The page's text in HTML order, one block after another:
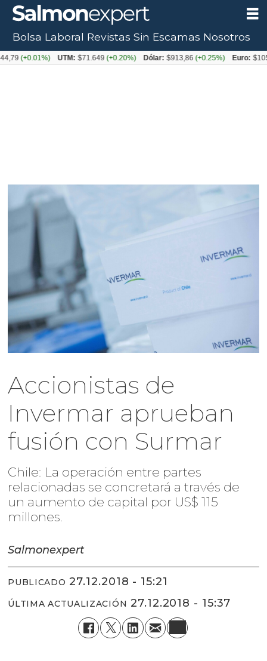
Accionistas de
Invermar aprueban
fusión con Surmar
Chile: La operación entre partes
relacionadas se concretará a través de
un aumento de capital por US$ 115
millones.
Salmonexpert
PUBLICADO 27.12.2018 - 15:21
ÚLTIMA ACTUALIZACIÓN 27.12.2018 - 15:37
Bolsa Laboral Revistas Sin Escamas Nosotros
UTM: $71.649(+0.20%) Dólar: $913,86(+0.25%) Euro: $1053,08